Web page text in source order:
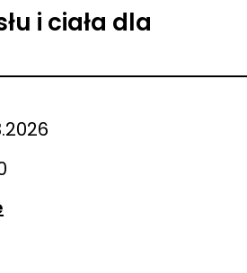
i ciała dla